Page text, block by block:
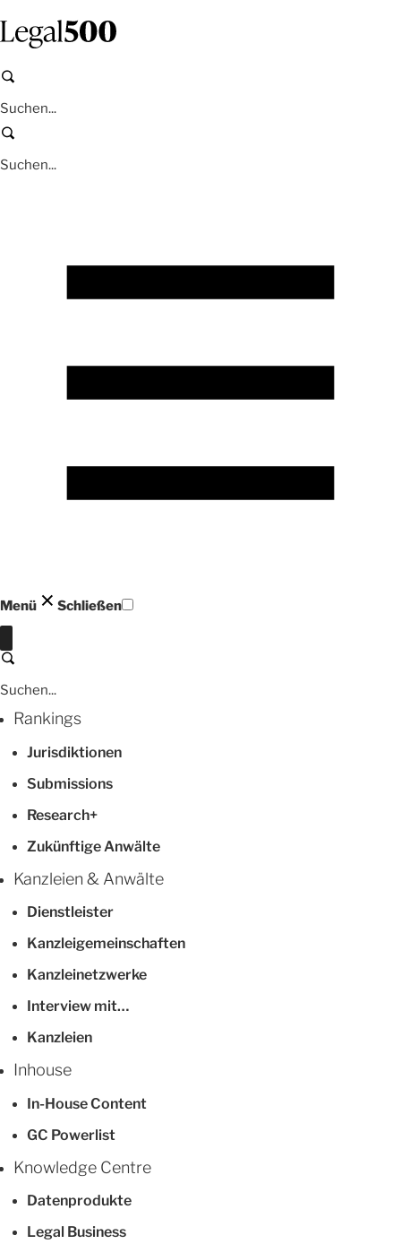
Inhalt
springen
Suchen
Suchen
Menü Schließen
Suchen
Rankings
Jurisdiktionen
Submissions
Research+
Zukünftige Anwälte
Kanzleien & Anwälte
Dienstleister
Kanzleigemeinschaften
Kanzleinetzwerke
Interview mit…
Kanzleien
Inhouse
In-House Content
GC Powerlist
Knowledge Centre
Datenprodukte
Legal Business